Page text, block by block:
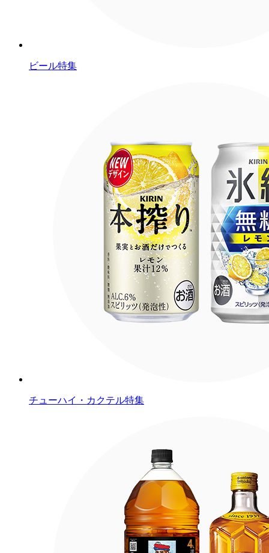
ビール特集
チューハイ・カクテル特集